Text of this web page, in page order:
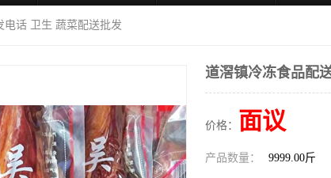
话 卫生 蔬菜配送批发
道滘镇冷冻食品配
价格： 面议
产品数量： 9999.00斤